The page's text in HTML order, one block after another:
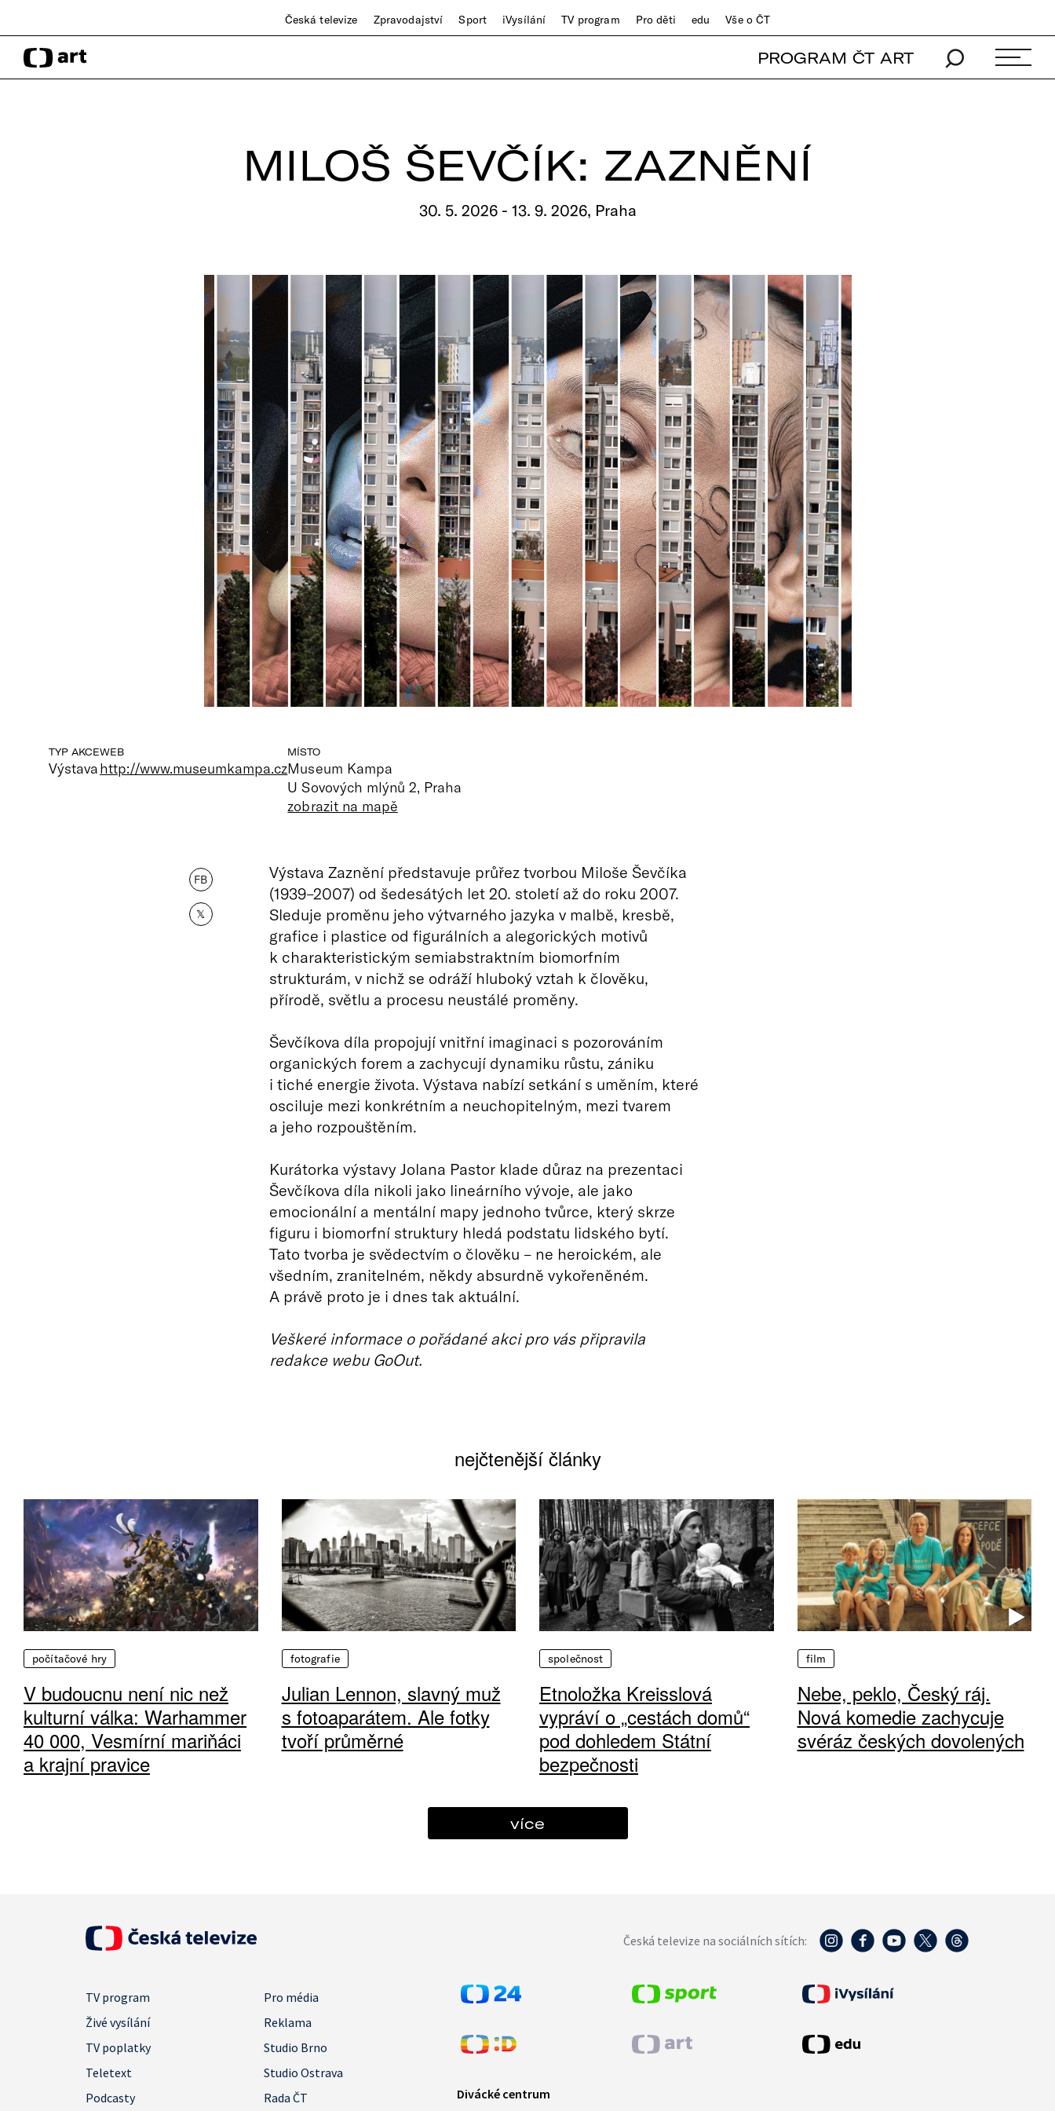
Česká televize Zpravodajství Sport iVysílání TV program Pro děti edu Vše o ČT
PROGRAM ČT ART
MILOŠ ŠEVČÍK: ZAZNĚNÍ
30. 5. 2026 - 13. 9. 2026, Praha
TYP AKCE
Výstava
WEB
http://www.museumkampa.cz
MÍSTO
Museum Kampa
U Sovových mlýnů 2, Praha
zobrazit na mapě
FB
𝕏
Výstava Zaznění představuje průřez tvorbou Miloše Ševčíka
(1939–2007) od šedesátých let 20. století až do roku 2007.
Sleduje proměnu jeho výtvarného jazyka v malbě, kresbě,
grafice i plastice od figurálních a alegorických motivů
k charakteristickým semiabstraktním biomorfním
strukturám, v nichž se odráží hluboký vztah k člověku,
přírodě, světlu a procesu neustálé proměny.
Ševčíkova díla propojují vnitřní imaginaci s pozorováním
organických forem a zachycují dynamiku růstu, zániku
i tiché energie života. Výstava nabízí setkání s uměním, které
osciluje mezi konkrétním a neuchopitelným, mezi tvarem
a jeho rozpouštěním.
Kurátorka výstavy Jolana Pastor klade důraz na prezentaci
Ševčíkova díla nikoli jako lineárního vývoje, ale jako
emocionální a mentální mapy jednoho tvůrce, který skrze
figuru i biomorfní struktury hledá podstatu lidského bytí.
Tato tvorba je svědectvím o člověku – ne heroickém, ale
všedním, zranitelném, někdy absurdně vykořeněném.
A právě proto je i dnes tak aktuální.
Veškeré informace o pořádané akci pro vás připravila
redakce webu GoOut.
nejčtenější články
počítačové hry
V budoucnu není nic než
kulturní válka: Warhammer
40 000, Vesmírní mariňáci
a krajní pravice
fotografie
Julian Lennon, slavný muž
s fotoaparátem. Ale fotky
tvoří průměrné
společnost
Etnoložka Kreisslová
vypráví o „cestách domů“
pod dohledem Státní
bezpečnosti
film
Nebe, peklo, Český ráj.
Nová komedie zachycuje
svéráz českých dovolených
více
Česká televize na sociálních sítích:
TV program
Pro média
Živé vysílání
Reklama
TV poplatky
Studio Brno
Teletext
Studio Ostrava
Podcasty
Rada ČT